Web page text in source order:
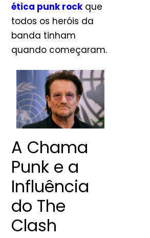
ética punk rockque
todos os heróis da
banda tinham
quando começaram.
A Chama
Punk e a
Influência
do The
Clash